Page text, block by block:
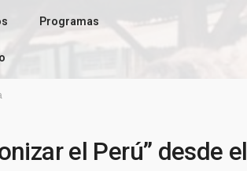
Programas
el Perú” desde el